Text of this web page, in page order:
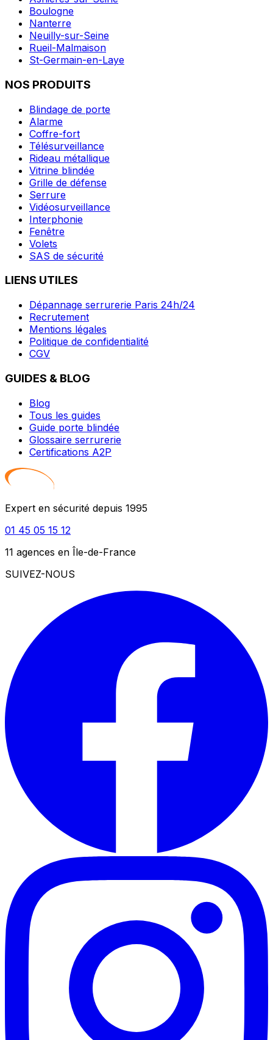
Boulogne
Nanterre
Neuilly-sur-Seine
Rueil-Malmaison
St-Germain-en-Laye
NOS PRODUITS
Blindage de porte
Alarme
Coffre-fort
Télésurveillance
Rideau métallique
Vitrine blindée
Grille de défense
Serrure
Vidéosurveillance
Interphonie
Fenêtre
Volets
SAS de sécurité
LIENS UTILES
Dépannage serrurerie Paris 24h/24
Recrutement
Mentions légales
Politique de confidentialité
CGV
GUIDES & BLOG
Blog
Tous les guides
Guide porte blindée
Glossaire serrurerie
Certifications A2P
Expert en sécurité depuis 1995
01 45 05 15 12
11 agences en Île-de-France
SUIVEZ-NOUS